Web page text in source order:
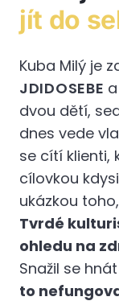
jít do
Kuba Milý je
JDIDOSEBE
dvou dětí,
dnes vede
se cítí klienti,
cílovkou
ukázkou
Tvrdé
ohledu na
Snažil se
to